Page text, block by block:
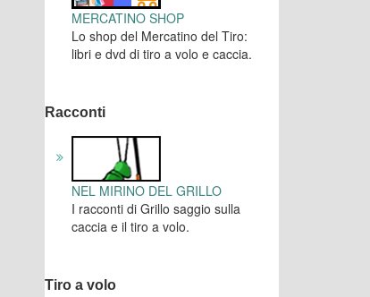
MERCATINO SHOP
Lo shop del Mercatino del Tiro:
libri e dvd di tiro a volo e caccia.
Racconti
NEL MIRINO DEL GRILLO
I racconti di Grillo saggio sulla
caccia e il tiro a volo.
Tiro a volo